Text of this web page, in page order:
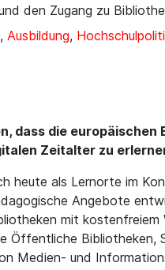
den Zugang zu
, Ausbildung,
dass die
Zeitalter zu
heute als Lernorte im
Angebote
mit
Öffentliche Bibliotheken,
Medien- und